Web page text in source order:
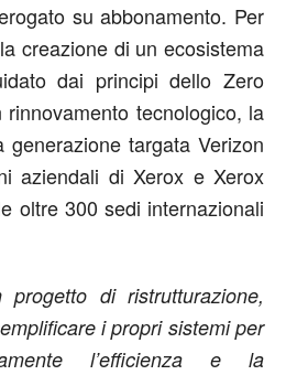
su abbonamento. Per
creazione di un ecosistema
dai principi dello Zero
tecnologico, la
targata Verizon
aziendali di Xerox e Xerox
oltre 300 sedi internazionali
di ristrutturazione,
i propri sistemi per
l’efficienza e la